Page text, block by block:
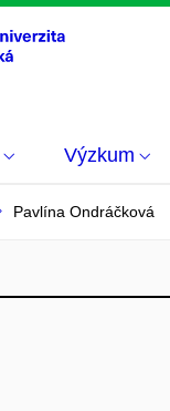
Výzkum
Pavlína Ondráčková